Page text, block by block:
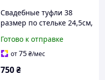
Свадебные туфли 38
размер по стельке 24,5см,
Готово к отправке
от75₴/мес
750₴